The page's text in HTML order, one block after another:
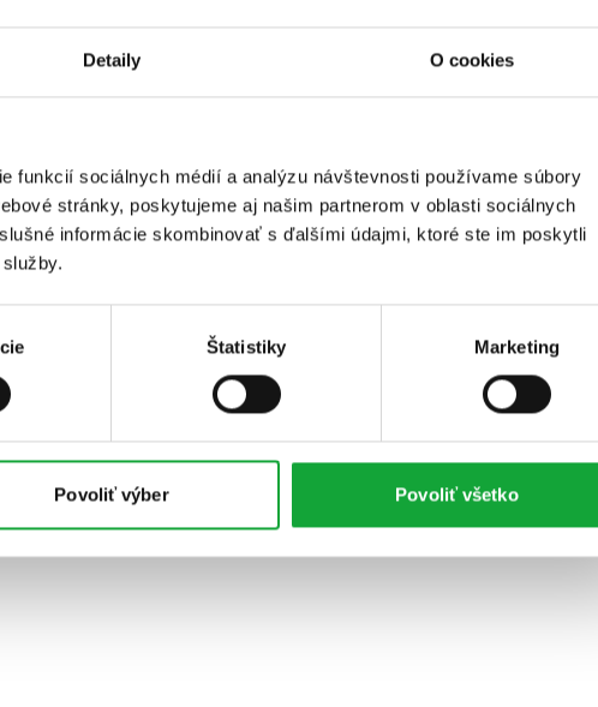
Detaily O cookies
funkcií sociálnych médií a analýzu návštevnosti používame súbory
stránky, poskytujeme aj našim partnerom v oblasti sociálnych
informácie skombinovať s ďalšími údajmi, ktoré ste im poskytli
Štatistiky Marketing
Povoliť výber Povoliť všetko